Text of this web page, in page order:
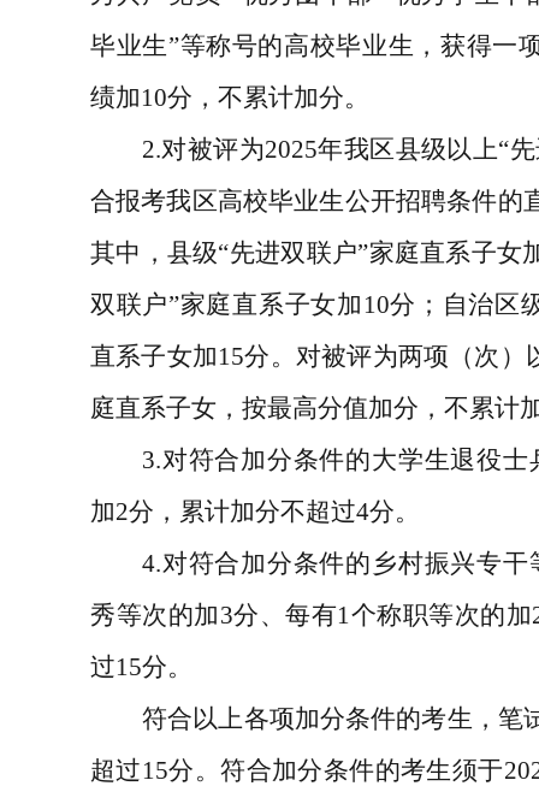
毕业生”等称号的高校毕业生，获得一
绩加10分，不累计加分。
2.对被评为2025年我区县级以上“
合报考我区高校毕业生公开招聘条件的
其中，县级“先进双联户”家庭直系子女
双联户”家庭直系子女加 10分；自治区
直系子女加15分。对被评为两项（次）
庭直系子女，按最高分值加分，不累计
3.对符合加分条件的大学生退役士
加2分，累计加分不超过4分。
4.对符合加分条件的乡村振兴专干
秀等次的加3分、每有1个称职等次的加
过15分。
符合以上各项加分条件的考生，笔
超过15分。符合加分条件的考生须于